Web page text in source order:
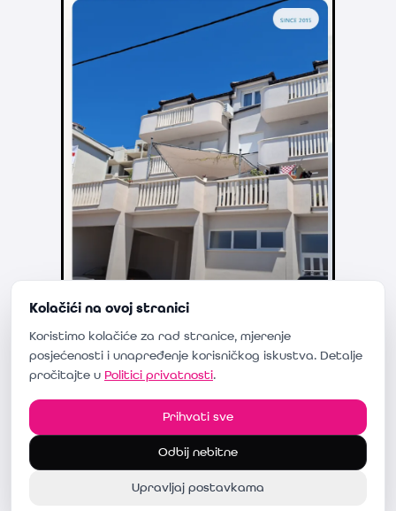
Vigo Apartments Croatia
Kataloška i rezervacijska stranica
Unaprjeđenje poslovanja →
Kolačići na ovoj stranici
Koristimo kolačiće za rad stranice, mjerenje
posjećenosti i unapređenje korisničkog iskustva. Detalje
pročitajte u Politici privatnosti.
Prihvati sve
Odbij nebitne
Upravljaj postavkama